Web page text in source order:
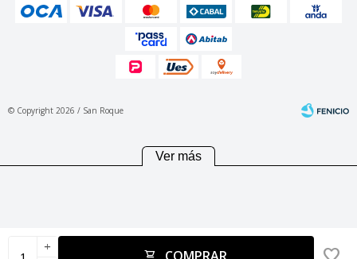
add
© Copyright 2026 / San Roque
Ver más